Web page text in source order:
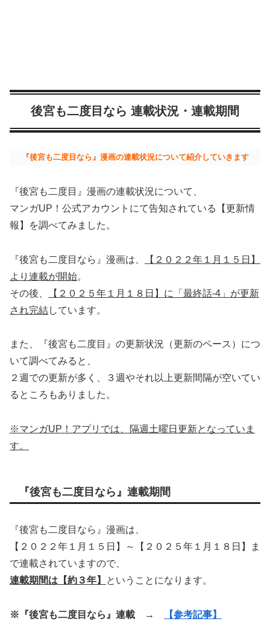
後宮も二度目なら 連載状況・連載期間
『後宮も二度目なら』漫画の連載状況について紹介していきます
『後宮も二度目』漫画の連載状況について、
マンガUP！公式アカウントにて告知されている【更新情
報】を調べてみました。
『後宮も二度目なら』漫画は、
【２０２２年１月１５日】
より連載が開始。
その後、
【２０２５年１月１８日】に「最終話-4」が更新
され完結しています。
また、『後宮も二度目』の更新状況（更新のペース）につ
いて調べてみると、
２週での更新が多く、３週やそれ以上更新間隔が空いてい
るところもありました。
※マンガUP！アプリでは、隔週土曜日更新となっていま
す。
『後宮も二度目なら』連載期間
『後宮も二度目なら』漫画は、
【２０２２年１月１５日】～【２０２５年１月１８日】ま
で連載されていますので、
連載期間は【約３年】
ということになります。
※『後宮も二度目なら』連載 → 【参考記事】